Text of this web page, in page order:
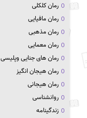
رمان کلکلی
رمان مافیایی
رمان مذهبی
رمان معمایی
رمان های جنایی وپلیسی
رمان هیجان انگیز
رمان هیجانی
روانشناسی
زندگینامه